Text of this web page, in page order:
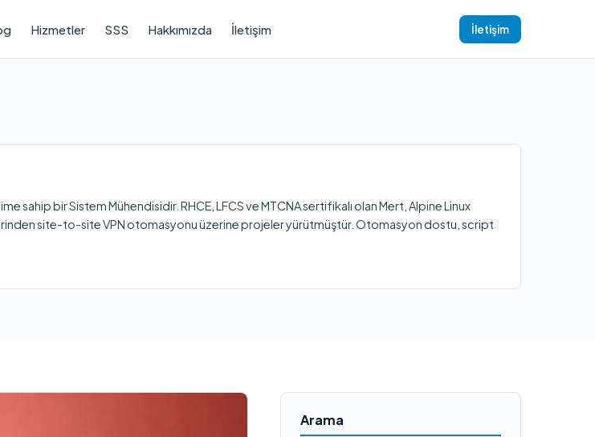
Hizmetler SSS Hakkımızda İletişim İletişim
sahip bir Sistem Mühendisidir. RHCE, LFCS ve MTCNA sertifikalı olan Mert, Alpine Linux
site-to-site VPN otomasyonu üzerine projeler yürütmüştür. Otomasyon dostu, script
Arama